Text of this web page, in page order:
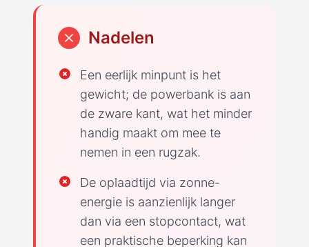
Nadelen
Een eerlijk minpunt is het
gewicht; de powerbank is aan
de zware kant, wat het minder
handig maakt om mee te
nemen in een rugzak.
De oplaadtijd via zonne-
energie is aanzienlijk langer
dan via een stopcontact, wat
een praktische beperking kan